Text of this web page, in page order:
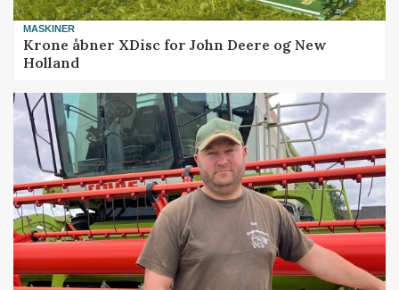
MASKINER
Krone åbner XDisc for John Deere og New
Holland